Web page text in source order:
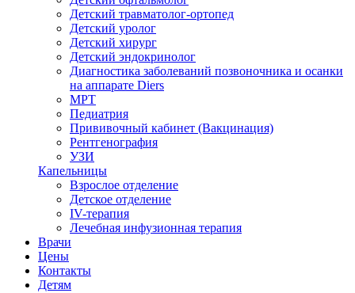
Детский травматолог-ортопед
Детский уролог
Детский хирург
Детский эндокринолог
Диагностика заболеваний позвоночника и осанки
на аппарате Diers
МРТ
Педиатрия
Прививочный кабинет (Вакцинация)
Рентгенография
УЗИ
Капельницы
Взрослое отделение
Детское отделение
IV-терапия
Лечебная инфузионная терапия
Врачи
Цены
Контакты
Детям